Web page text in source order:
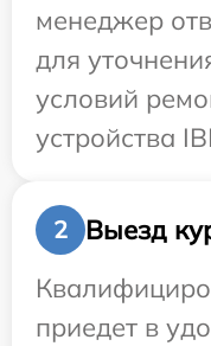
менеджер
для
условий
устройства
2
Выезд
приедет в